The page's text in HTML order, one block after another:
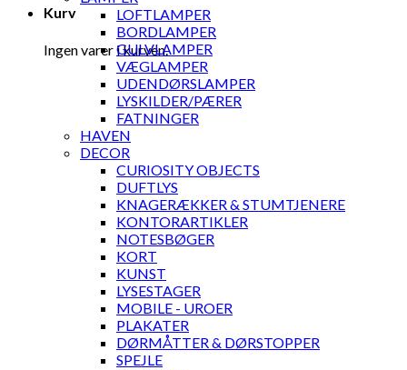
Kurv
Ingen varer i kurven.
LOFTLAMPER
BORDLAMPER
GULVLAMPER
VÆGLAMPER
UDENDØRSLAMPER
LYSKILDER/PÆRER
FATNINGER
HAVEN
DECOR
CURIOSITY OBJECTS
DUFTLYS
KNAGERÆKKER & STUMTJENERE
KONTORARTIKLER
NOTESBØGER
KORT
KUNST
LYSESTAGER
MOBILE - UROER
PLAKATER
DØRMÅTTER & DØRSTOPPER
SPEJLE